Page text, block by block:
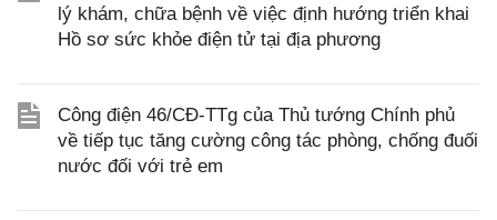
lý khám, chữa bệnh về việc định hướng triển khai
Hồ sơ sức khỏe điện tử tại địa phương
Công điện 46/CĐ-TTg của Thủ tướng Chính phủ
về tiếp tục tăng cường công tác phòng, chống đuối
nước đối với trẻ em